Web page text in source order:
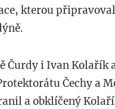
kterou
Čurdy i Ivan Kolařík
Čechy a
a obklíčený